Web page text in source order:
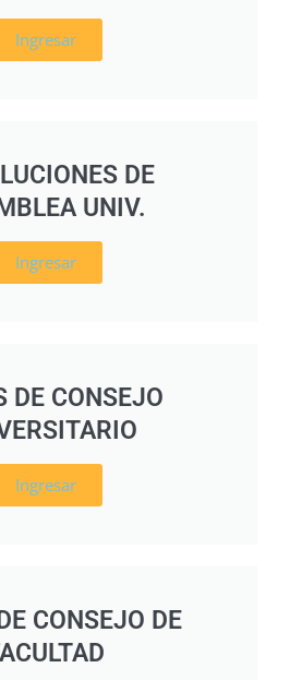
Ingresar
DE
UNIV.
Ingresar
DE CONSEJO
Ingresar
CONSEJO DE